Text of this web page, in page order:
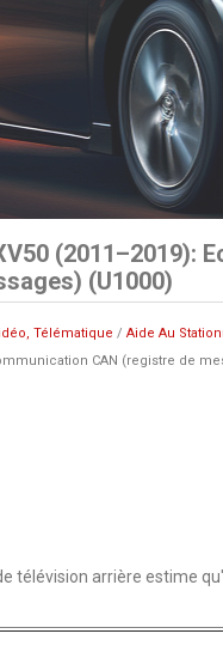
(2011–2019):
(U1000)
Télématique / Aide Au
CAN (registre de
télévision arrière estime